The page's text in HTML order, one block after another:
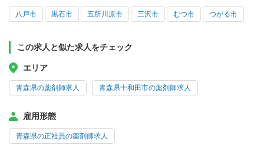
八戸市 黒石市 五所川原市 三沢市 むつ市 つがる市
この求人と似た求人をチェック
エリア
青森県の薬剤師求人 青森県十和田市の薬剤師求人
雇用形態
青森県の正社員の薬剤師求人